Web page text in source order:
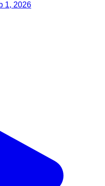
1, 2026